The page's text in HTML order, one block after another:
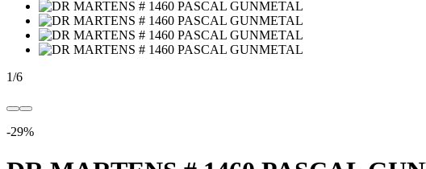
1/6
-29%